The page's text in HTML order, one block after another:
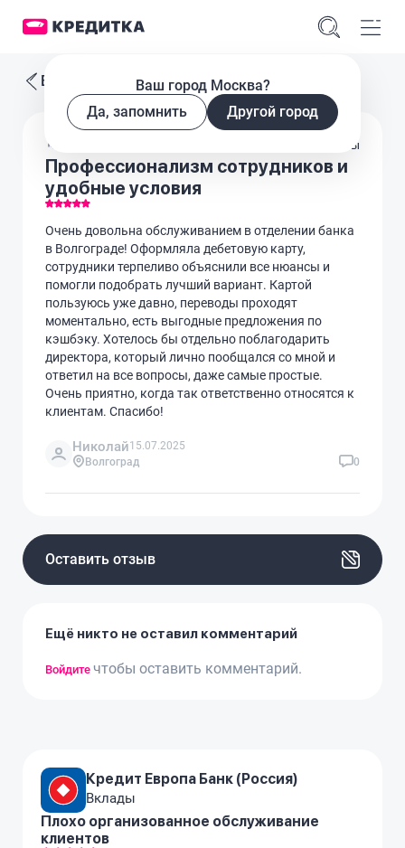
Ваш город Москва?
Да, запомнить
Другой город
Все отзывы
Профессионализм сотрудников и
удобные условия
Дебетовые карты
Очень довольна обслуживанием в отделении банка
в Волгограде! Оформляла дебетовую карту,
сотрудники терпеливо объяснили все нюансы и
помогли подобрать лучший вариант. Картой
пользуюсь уже давно, переводы проходят
моментально, есть выгодные предложения по
кэшбэку. Хотелось бы отдельно поблагодарить
директора, который лично пообщался со мной и
ответил на все вопросы, даже самые простые.
Очень приятно, когда так ответственно относятся к
клиентам. Спасибо!
Николай15.07.2025
Волгоград
0
Оставить отзыв
Ещё никто не оставил комментарий
Войдите чтобы оставить комментарий.
Кредит Европа Банк (Россия)
Вклады
Плохо организованное обслуживание
клиентов